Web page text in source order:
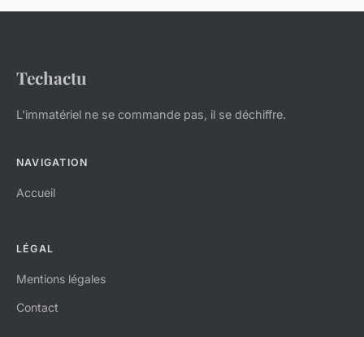
Techactu
L'immatériel ne se commande pas, il se déchiffre.
NAVIGATION
Accueil
LÉGAL
Mentions légales
Contact